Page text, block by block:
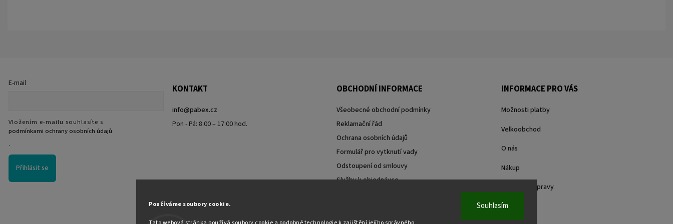
Používáme soubory cookie. Souhlasím
E-mail
Vložením e-mailu souhlasíte s
podmínkami ochrany osobních údajů
.
Přihlásit se
KONTAKT
info@pabex.cz
Pon - Pá: 8:00 – 17:00 hod.
OBCHODNÍ INFORMACE
Všeobecné obchodní podmínky
Reklamační řád
Ochrana osobních údajů
Formulář pro vytknutí vady
Odstoupení od smlouvy
Služby k objednávce
INFORMACE PRO VÁS
Možnosti platby
Velkoobchod
O nás
Nákup
Způsoby dopravy